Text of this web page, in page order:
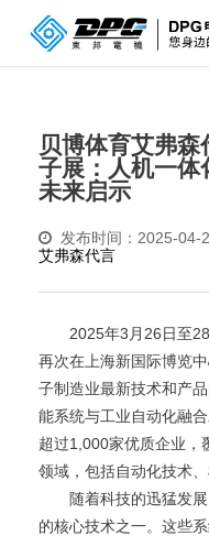
贝博体育艾弗
子展：人机一体
未来启示
发布时间：2025-04-
艾弗森代言
2025年3月26日至28
再次在上海新国际博览
子制造业最新技术和产
能系统与工业自动化融
超过1,000家优质企业，
领域，包括自动化技术、
随着科技的迅猛发展
的核心技术之一。这些